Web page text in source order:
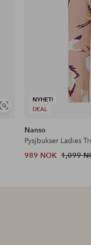
Vis
NYHET!
DEAL
Nanso
Pysjbukser Ladies
989 NOK 1,099